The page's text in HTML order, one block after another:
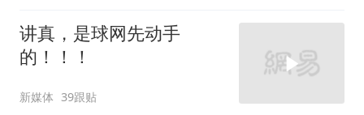
讲真，是球网先动手
的！！！
新媒体 39跟贴